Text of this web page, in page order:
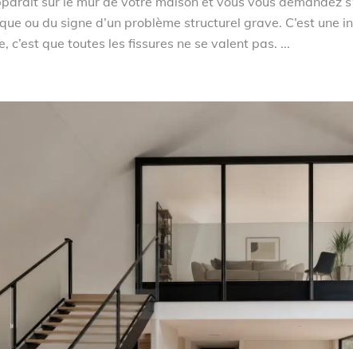
ou du signe d’un problème structurel grave. C’est une
c’est que toutes les fissures ne se valent pas. ...